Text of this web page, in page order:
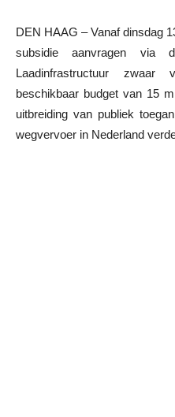
DEN HAAG – Vanaf dinsdag
subsidie aanvragen via
Laadinfrastructuur
beschikbaar budget van 15
uitbreiding van publiek
wegvervoer in Nederland